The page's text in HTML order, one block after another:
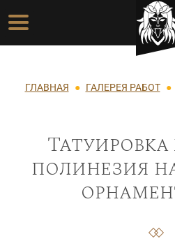
Перейти к основному
Основная
Строка
ГЛАВНАЯ ГАЛЕРЕЯ РАБОТ
полинезия